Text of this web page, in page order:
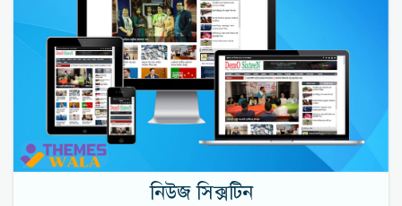
নিউজ সিক্সটিন